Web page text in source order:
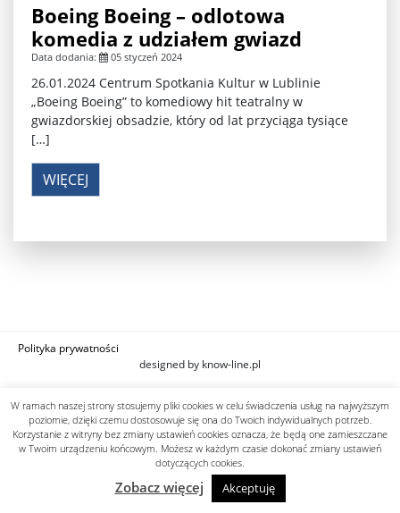
Boeing Boeing – odlotowa
komedia z udziałem gwiazd
Data dodania: 05 styczeń 2024
26.01.2024 Centrum Spotkania Kultur w Lublinie
„Boeing Boeing” to komediowy hit teatralny w
gwiazdorskiej obsadzie, który od lat przyciąga tysiące
[…]
WIĘCEJ
Polityka prywatności
designed by know-line.pl
W ramach naszej strony stosujemy pliki cookies w celu świadczenia usług na najwyższym
poziomie, dzięki czemu dostosowuje się ona do Twoich indywidualnych potrzeb.
Korzystanie z witryny bez zmiany ustawień cookies oznacza, że będą one zamieszczane
w Twoim urządzeniu końcowym. Możesz w każdym czasie dokonać zmiany ustawień
dotyczących cookies.
Zobacz więcej Akceptuję